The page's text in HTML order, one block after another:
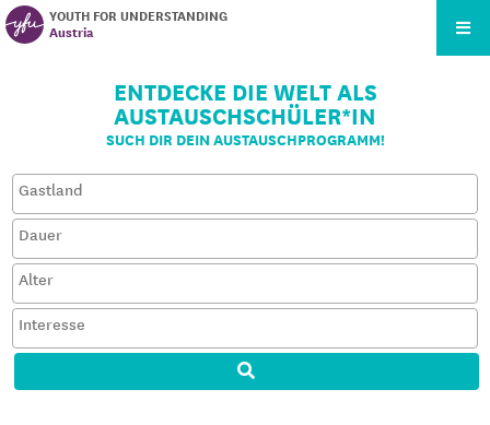
YOUTH FOR UNDERSTANDING
Austria
ENTDECKE DIE WELT ALS
AUSTAUSCHSCHÜLER*IN
SUCH DIR DEIN AUSTAUSCHPROGRAMM!